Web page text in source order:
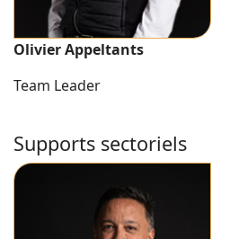
Olivier Appeltants
Team Leader
Supports sectoriels